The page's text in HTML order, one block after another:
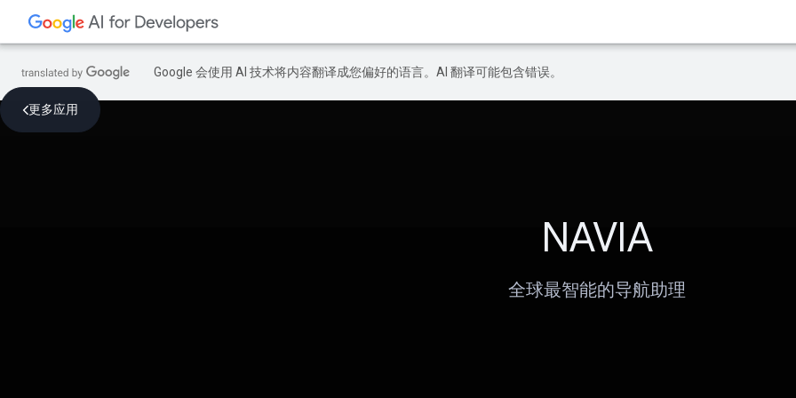
Google 会使用 AI 技术将内容翻译成您偏好的语言。AI 翻译可能包含错误。
更多应用
NAVIA
全球最智能的导航助理